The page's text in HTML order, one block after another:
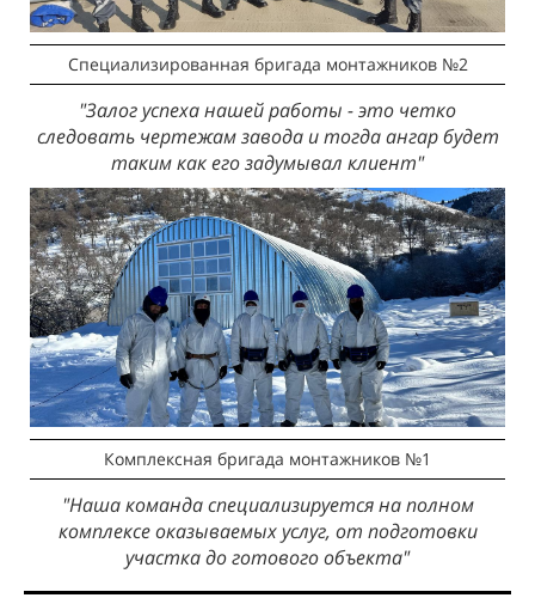
Специализированная бригада монтажников №2
"Залог успеха нашей работы - это четко
следовать чертежам завода и тогда ангар будет
таким как его задумывал клиент"
Комплексная бригада монтажников №1
"Наша команда специализируется на полном
комплексе оказываемых услуг, от подготовки
участка до готового объекта"